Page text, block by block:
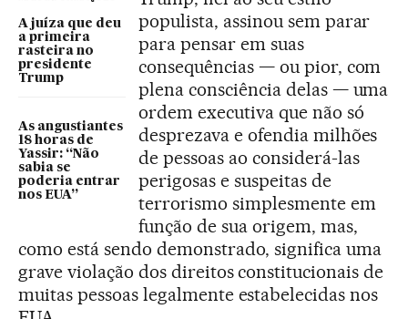
A juíza que deu
a primeira
rasteira no
presidente
Trump
As angustiantes
18 horas de
Yassir: “Não
sabia se
poderia entrar
nos EUA”
populista, assinou sem parar
para pensar em suas
consequências — ou pior, com
plena consciência delas — uma
ordem executiva que não só
desprezava e ofendia milhões
de pessoas ao considerá-las
perigosas e suspeitas de
terrorismo simplesmente em
função de sua origem, mas,
como está sendo demonstrado, significa uma
grave violação dos direitos constitucionais de
muitas pessoas legalmente estabelecidas nos